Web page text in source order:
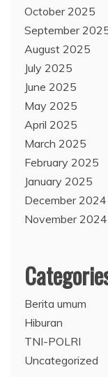
October 2025
September
August 2025
July 2025
June 2025
May 2025
April 2025
March 2025
February 2025
January 2025
December 2024
November 2024
Berita umum
Hiburan
TNI-POLRI
Uncategorized